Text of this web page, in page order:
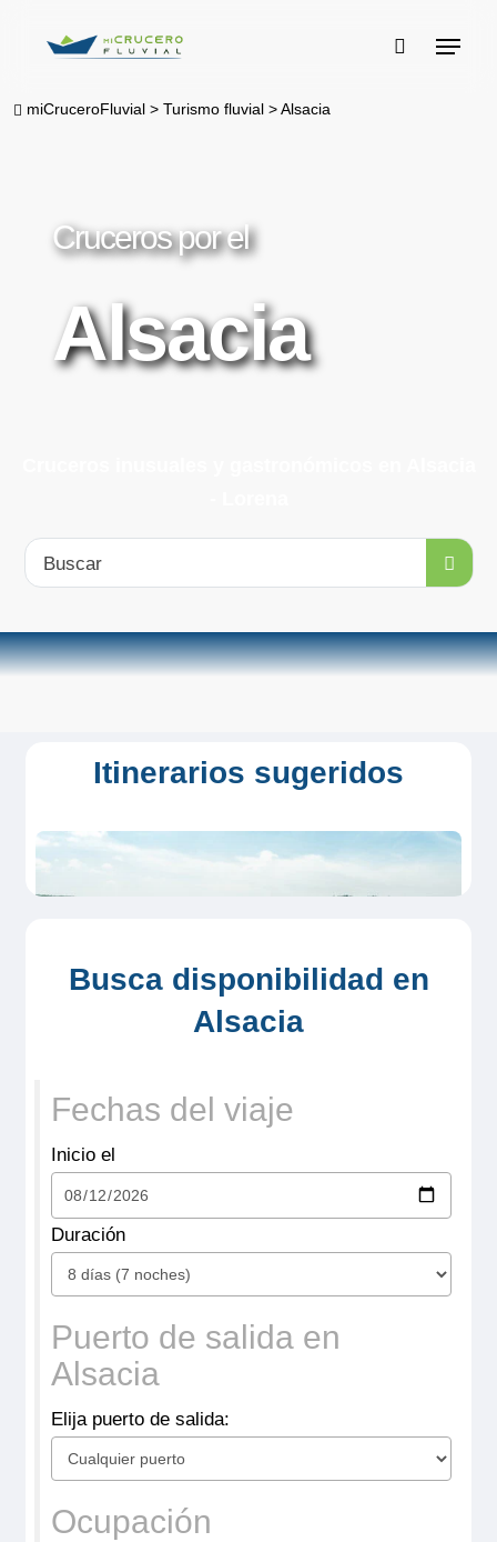
content
buscar
Menu
miCruceroFluvial >Turismo fluvial >Alsacia
Cruceros por el
Alsacia
Buscar
Itinerarios sugeridos
Crucero por
Saverne
Crucero por
Alsacia desde
Hesse
Busca disponibilidad en
Alsacia
Fechas del viaje
Inicio el
Duración
Puerto de salida en
Alsacia
Elija puerto de salida:
Ocupación